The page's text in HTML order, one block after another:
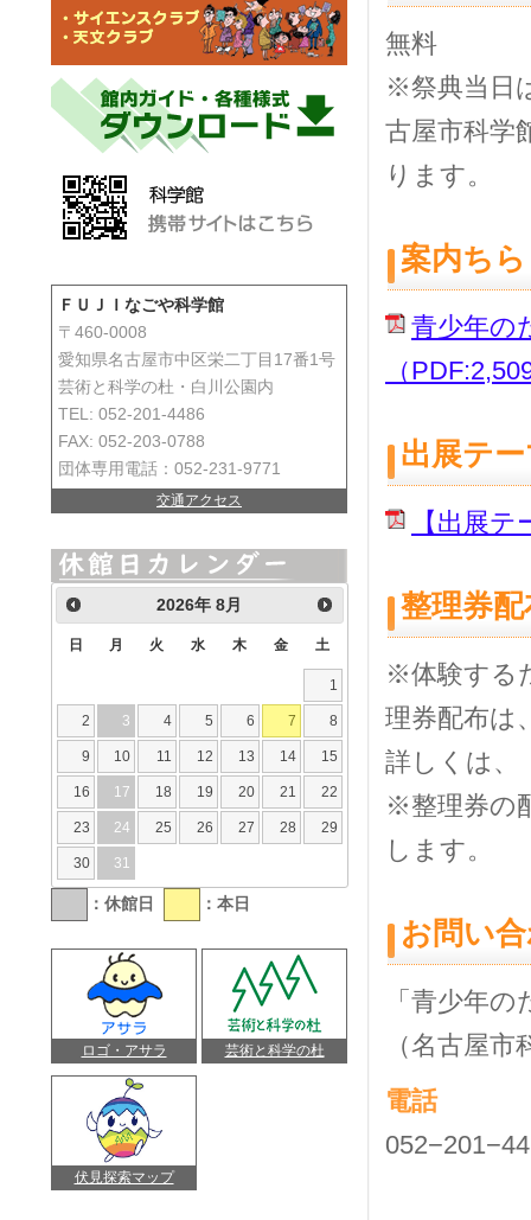
無料
※祭典当日
古屋市科学
ります。
案内ち
青少年の
（
出展テ
【出展
整理券
※体験する
理券配布は
詳しくは、
※整理券の
します。
お問い
「青少年
（名古屋市
電話
ＦＵＪＩなごや科学館
〒460-0008
愛知県名古屋市中区栄二丁目17番1号
芸術と科学の杜・白川公園内
TEL: 052-201-4486
FAX: 052-203-0788
団体専用電話：052-231-9771
交通アクセス
2026年8月
日 月 火 水 木 金 土
1
2 3 4 5 6 7 8
9 10 11 12 13 14 15
16 17 18 19 20 21 22
23 24 25 26 27 28 29
30 31
：休館日 ：本日
ロゴ・アサラ 芸術と科学の杜
伏見探索マップ